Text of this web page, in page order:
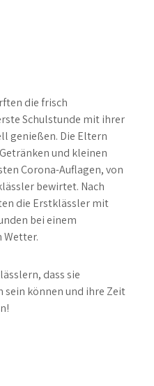
die frisch
Schulstunde mit ihrer
genießen. Die Eltern
und kleinen
Corona-Auflagen, von
bewirtet. Nach
die Erstklässler mit
bei einem
dass sie
sein können und ihre Zeit